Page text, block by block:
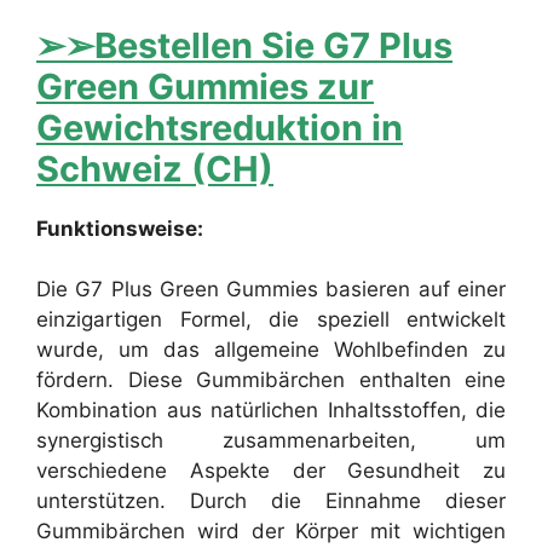
➢➢Bestellen Sie G7 Plus
Green Gummies zur
Gewichtsreduktion in
Schweiz (CH)
Funktionsweise:
Die G7 Plus Green Gummies basieren auf einer
einzigartigen Formel, die speziell entwickelt
wurde, um das allgemeine Wohlbefinden zu
fördern. Diese Gummibärchen enthalten eine
Kombination aus natürlichen Inhaltsstoffen, die
synergistisch zusammenarbeiten, um
verschiedene Aspekte der Gesundheit zu
unterstützen. Durch die Einnahme dieser
Gummibärchen wird der Körper mit wichtigen